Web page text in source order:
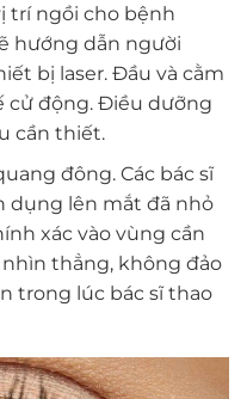
trí ngồi cho bệnh
hướng dẫn người
bị laser. Đầu và cằm
cử động. Điều dưỡng
cần thiết.
đông. Các bác sĩ
dụng lên mắt đã nhỏ
xác vào vùng cần
thẳng, không đảo
trong lúc bác sĩ thao